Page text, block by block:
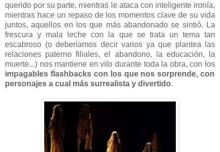
querido por su parte, mientras le ataca con inteligente ironía,
mientras hace un repaso de los momentos clave de su vida
juntos, aquellos en los que más abandonado se sintió. La
frescura y mala leche con la que se trata un tema tan
escabroso (o deberíamos decir varios ya que plantea las
relaciones paterno filiales, el abandono, la educación, la
muerte...) nos mantiene en vilo durante toda la obra, con los
impagables flashbacks con los que nos sorprende, con
personajes a cual más surrealista y divertido.